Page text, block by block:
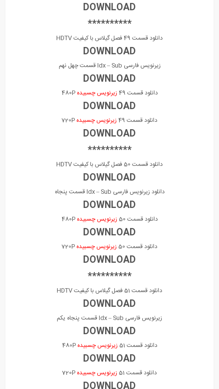
DOWNLOAD
**********
دانلود قسمت 49 فصل گیلاس با کیفیت HDTV
DOWNLOAD
زیرنویس فارسی Idx – Sub قسمت چهل نهم
DOWNLOAD
دانلود قسمت 49 زیرنویس چسبیده 480P
DOWNLOAD
دانلود قسمت 49 زیرنویس چسبیده
DOWNLOAD
**********
دانلود قسمت 50 فصل گیلاس با کیفیت HDTV
DOWNLOAD
دانلود زیرنویس فارسی Idx – Sub قسمت پنجاه
DOWNLOAD
دانلود قسمت 50 زیرنویس چسبیده 480P
DOWNLOAD
دانلود قسمت 50 زیرنویس چسبیده
DOWNLOAD
**********
دانلود قسمت 51 فصل گیلاس با کیفیت HDTV
DOWNLOAD
زیرنویس فارسی Idx – Sub قسمت پنجاه یکم
DOWNLOAD
دانلود قسمت 51 زیرنویس چسبیده 480P
DOWNLOAD
دانلود قسمت 51 زیرنویس چسبیده